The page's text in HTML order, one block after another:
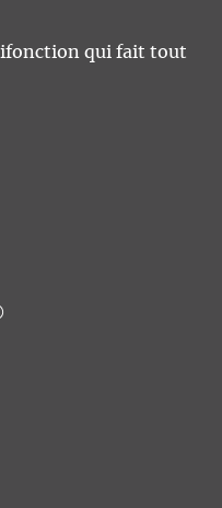
qui fait tout